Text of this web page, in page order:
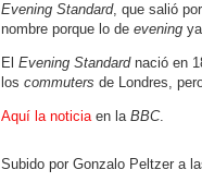
Evening Standard, que salió
nombre porque lo de evening
El Evening Standardnació en
los commuters de Londres,
Aquí la noticiaen la BBC.
Subido por Gonzalo Peltzer a